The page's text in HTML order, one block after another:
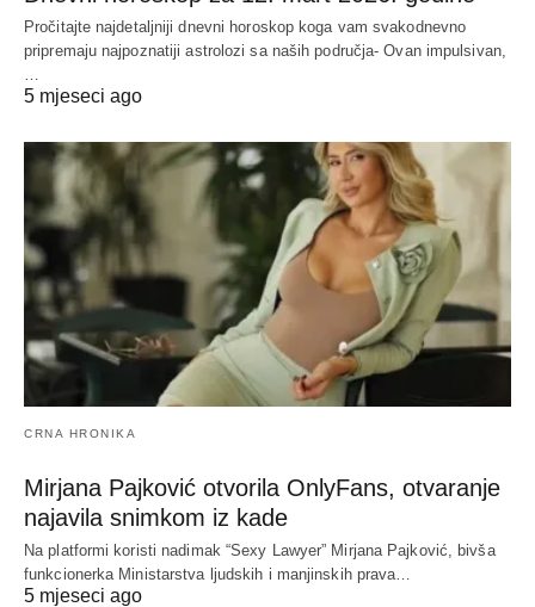
Pročitajte najdetaljniji dnevni horoskop koga vam svakodnevno
pripremaju najpoznatiji astrolozi sa naših područja- Ovan impulsivan,
…
5 mjeseci ago
CRNA HRONIKA
Mirjana Pajković otvorila OnlyFans, otvaranje
najavila snimkom iz kade
Na platformi koristi nadimak “Sexy Lawyer” Mirjana Pajković, bivša
funkcionerka Ministarstva ljudskih i manjinskih prava…
5 mjeseci ago